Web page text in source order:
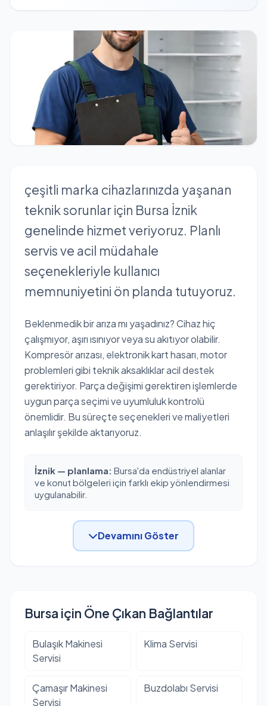
çeşitli marka cihazlarınızda yaşanan
teknik sorunlar için Bursa İznik
genelinde hizmet veriyoruz. Planlı
servis ve acil müdahale
seçenekleriyle kullanıcı
memnuniyetini ön planda tutuyoruz.
Beklenmedik bir arıza mı yaşadınız? Cihaz hiç
çalışmıyor, aşırı ısınıyor veya su akıtıyor olabilir.
Kompresör arızası, elektronik kart hasarı, motor
problemleri gibi teknik aksaklıklar acil destek
gerektiriyor. Parça değişimi gerektiren işlemlerde
uygun parça seçimi ve uyumluluk kontrolü
önemlidir. Bu süreçte seçenekleri ve maliyetleri
anlaşılır şekilde aktarıyoruz.
İznik — planlama: Bursa'da endüstriyel alanlar
ve konut bölgeleri için farklı ekip yönlendirmesi
uygulanabilir.
Devamını Göster
Bursa için Öne Çıkan Bağlantılar
Bulaşık Makinesi
Servisi
Klima Servisi
Çamaşır Makinesi
Servisi
Buzdolabı Servisi